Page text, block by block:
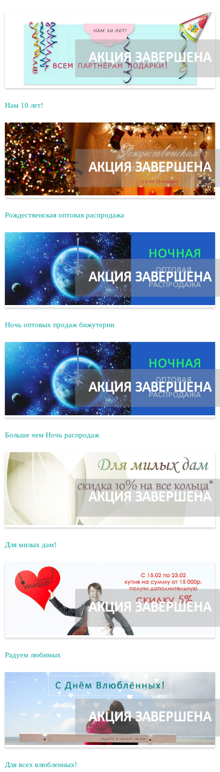
АКЦИЯ ЗАВЕРШЕНА
Нам 10 лет!
АКЦИЯ ЗАВЕРШЕНА
Рождественская оптовая распродажа
АКЦИЯ ЗАВЕРШЕНА
Ночь оптовых продаж бижутерии
АКЦИЯ ЗАВЕРШЕНА
Больше чем Ночь распродаж
АКЦИЯ ЗАВЕРШЕНА
Для милых дам!
АКЦИЯ ЗАВЕРШЕНА
Радуем любимых
АКЦИЯ ЗАВЕРШЕНА
Для всех влюбленных!